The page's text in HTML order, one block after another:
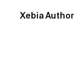
Xebia Author